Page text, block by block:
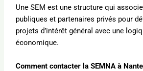
Une SEM est une structure qui
publiques et partenaires privés pour
projets d’intérêt général avec une
économique.
Comment contacter la SEMNA à